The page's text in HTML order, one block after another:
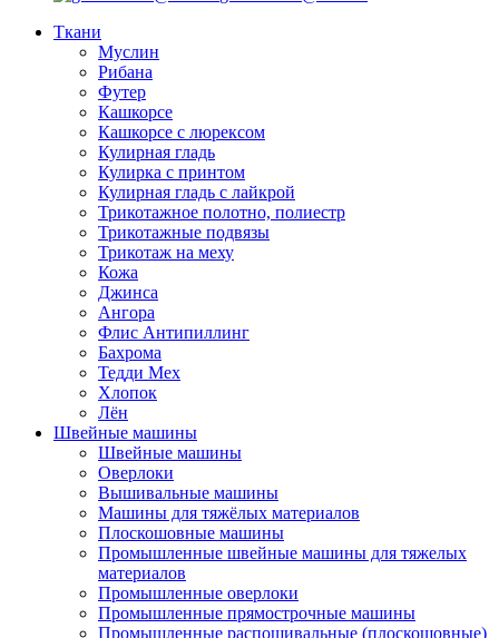
Ткани
Муслин
Рибана
Футер
Кашкорсе
Кашкорсе с люрексом
Кулирная гладь
Кулирка с принтом
Кулирная гладь с лайкрой
Трикотажное полотно, полиестр
Трикотажные подвязы
Трикотаж на меху
Кожа
Джинса
Ангора
Флис Антипиллинг
Бахрома
Тедди Мех
Хлопок
Лён
Швейные машины
Швейные машины
Оверлоки
Вышивальные машины
Машины для тяжёлых материалов
Плоскошовные машины
Промышленные швейные машины для тяжелых
материалов
Промышленные оверлоки
Промышленные прямострочные машины
Промышленные распошивальные (плоскошовные)